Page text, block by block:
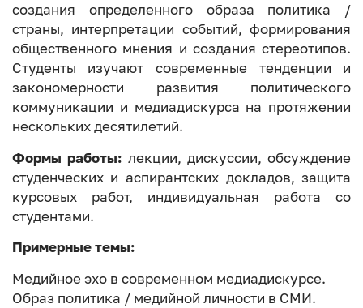
создания определенного образа политика /
страны, интерпретации событий, формирования
общественного мнения и создания стереотипов.
Студенты изучают современные тенденции и
закономерности развития политического
коммуникации и медиадискурса на протяжении
нескольких десятилетий.
Формы работы: лекции, дискуссии, обсуждение
студенческих и аспирантских докладов, защита
курсовых работ, индивидуальная работа со
студентами.
Примерные темы:
Медийное эхо в современном медиадискурсе.
Образ политика / медийной личности в СМИ.